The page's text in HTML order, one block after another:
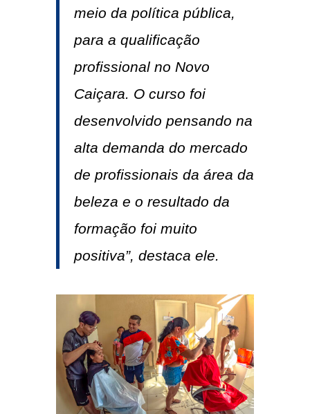
meio da política pública,
para a qualificação
profissional no Novo
Caiçara. O curso foi
desenvolvido pensando na
alta demanda do mercado
de profissionais da área da
beleza e o resultado da
formação foi muito
positiva”, destaca ele.